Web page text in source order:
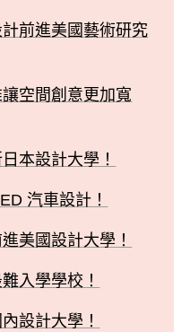
前進美國藝術研究
空間創意更加寬
本設計大學！
汽車設計！
美國設計大學！
入學學校！
設計大學！